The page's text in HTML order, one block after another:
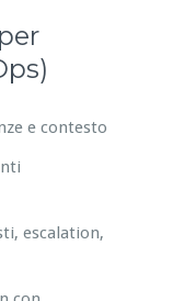
e contesto
escalation,